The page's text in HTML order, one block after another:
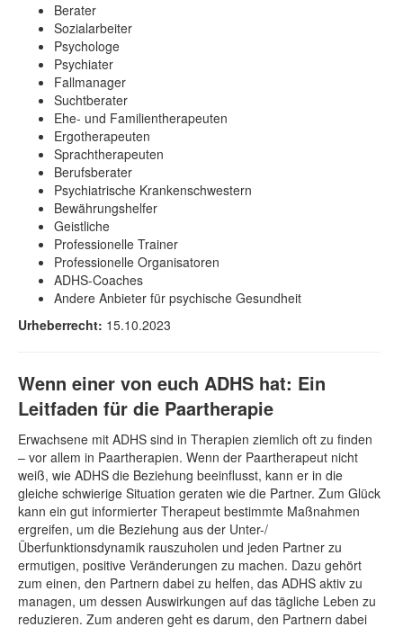
Berater
Sozialarbeiter
Psychologe
Psychiater
Fallmanager
Suchtberater
Ehe- und Familientherapeuten
Ergotherapeuten
Sprachtherapeuten
Berufsberater
Psychiatrische Krankenschwestern
Bewährungshelfer
Geistliche
Professionelle Trainer
Professionelle Organisatoren
ADHS-Coaches
Andere Anbieter für psychische Gesundheit
Urheberrecht: 15.10.2023
Wenn einer von euch ADHS hat: Ein
Leitfaden für die Paartherapie
Erwachsene mit ADHS sind in Therapien ziemlich oft zu finden
– vor allem in Paartherapien. Wenn der Paartherapeut nicht
weiß, wie ADHS die Beziehung beeinflusst, kann er in die
gleiche schwierige Situation geraten wie die Partner. Zum Glück
kann ein gut informierter Therapeut bestimmte Maßnahmen
ergreifen, um die Beziehung aus der Unter-/
Überfunktionsdynamik rauszuholen und jeden Partner zu
ermutigen, positive Veränderungen zu machen. Dazu gehört
zum einen, den Partnern dabei zu helfen, das ADHS aktiv zu
managen, um dessen Auswirkungen auf das tägliche Leben zu
reduzieren. Zum anderen geht es darum, den Partnern dabei